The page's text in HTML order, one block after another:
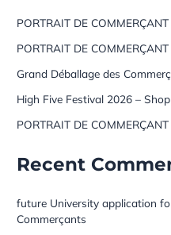
PORTRAIT DE
PORTRAIT DE
Grand Déballage des
High Five Festival 2026 –
PORTRAIT DE
Recent
future University application
Commerçants